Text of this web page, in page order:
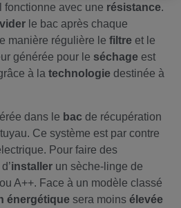
fonctionne avec une résistance.
vider le bac après chaque
manière régulière le filtre et le
générée pour le séchage est
à la technologie destinée à
dans le bac de récupération
Ce système est par contre
Pour faire des
installer un sèche-linge de
A++. Face à un modèle classé
énergétique sera moins élevée